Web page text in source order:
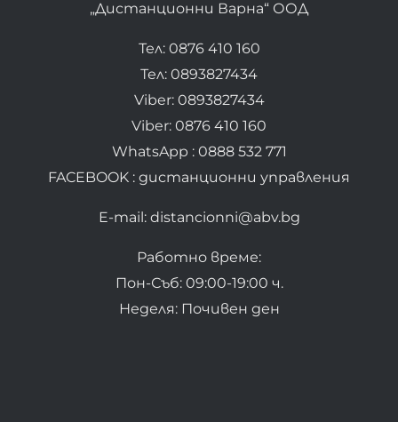
„Дистанционни Варна“ ООД
Тел: 0876 410 160
Тел: 0893827434
Viber: 0893827434
Viber: 0876 410 160
WhatsApp : 0888 532 771
FACEBOOK : дистанционни управления
E-mail: distancionni@abv.bg
Работно време:
Пон-Съб: 09:00-19:00 ч.
Неделя: Почивен ден